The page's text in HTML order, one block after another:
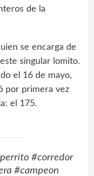
de la
se encarga de
singular lomito.
el 16 de mayo,
por primera vez
el 175.
#corredor
#campeon